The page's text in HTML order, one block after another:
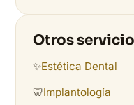
Otros
✨Estética Dental
🦷Implantología